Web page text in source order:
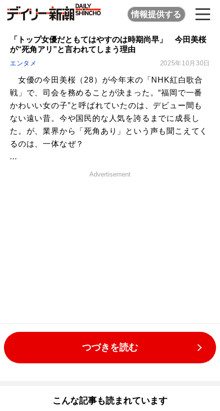
情報提供する
「トップ女優だともてはやすのは時期尚早」 今田美桜
が“死角アリ”と言われてしまう理由
エンタメ 2025年10月30日
女優の今田美桜（28）が今年末の「NHK紅白歌合
戦」で、司会を務めることが決まった。“福岡で一番
かわいい女の子”と呼ばれていたのは、デビュー間も
ない遠い昔。今や国民的な人気を誇るまでに成長し
た。が、業界から「死角あり」という声も聞こえてく
るのは、一体なぜ？
...
Advertisement
つづきを読む
こんな記事も読まれています